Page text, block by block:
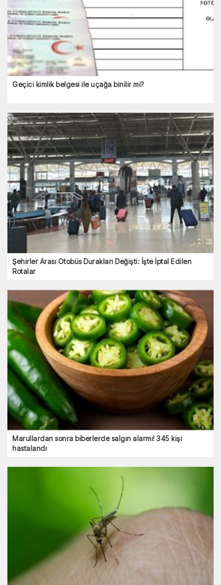
Geçici kimlik belgesi ile uçağa binilir mi?
Şehirler Arası Otobüs Durakları Değişti: İşte İptal Edilen
Rotalar
Marullardan sonra biberlerde salgın alarmı! 345 kişi
hastalandı